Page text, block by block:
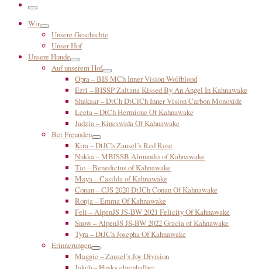
Menü
Wir
Unsere Geschichte
Unser Hof
Unsere Hunde
Auf unserem Hof
Opra – BIS MCh Inner Vision Wolfblood
Ezri – BISSP Zaltana Kissed By An Angel In Kahnawake
Shakaar – DtCh DtClCh Inner Vision Carbon Monoxide
Leeta – DtCh Hermione Of Kahnawake
Jadzia – Kineswida Of Kahnawake
Bei Freunden
Kira – DtJCh Zausel’s Red Rose
Nukka – MBISSB Almundis of Kahnawake
Tio – Benedictus of Kahnawake
Maya – Casilda of Kahnawake
Conan – CJS 2020 DtJCh Conan Of Kahnawake
Ronja – Emma Of Kahnawake
Feli – AlpenJS JS-BW 2021 Felicity Of Kahnawake
Snow – AlpenJS JS-BW 2022 Gracia of Kahnawake
Tyra – DtJCh Josepha Of Kahnawake
Erinnerungen
Maggie – Zausel’s Joy Division